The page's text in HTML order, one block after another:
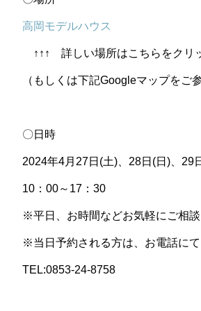
高岡モデルハウス
↑↑↑ 詳しい場所はこちらをクリ
（もしくは下記Googleマップをご
〇日時
2024年4月27日(土)、28日(日)、29
10：00～17：30
※平日、お時間などお気軽にご相
※当日予約される方は、お電話に
TEL:0853-24-8758